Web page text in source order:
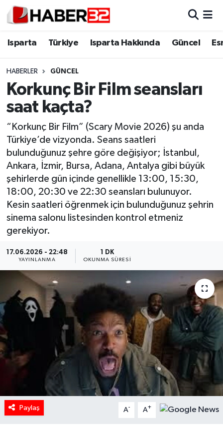
Isparta Türkiye Isparta Hakkında Güncel
HABERLER GÜNCEL
Korkunç Bir Film seansları
saat kaçta?
“Korkunç Bir Film” (Scary Movie 2026) şu anda
Türkiye’de vizyonda. Seans saatleri
bulunduğunuz şehre göre değişiyor; İstanbul,
Ankara, İzmir, Bursa, Adana, Antalya gibi büyük
şehirlerde gün içinde genellikle 13:00, 15:30,
18:00, 20:30 ve 22:30 seansları bulunuyor.
Kesin saatleri öğrenmek için bulunduğunuz şehrin
sinema salonu listesinden kontrol etmeniz
gerekiyor.
17.06.2026 - 22:48
YAYINLANMA
1 DK
OKUNMA SÜRESI
Paylaş A- A+
Isparta
Esnaf Diyor ki;
ASAYİŞ
BİLİM VE TEKNOLOJİ
EĞİTİM
GENEL
Güncel
KÜLTÜR SANAT
MAGAZİN
POLİTİKA
RESMİ İLANLAR
Isparta Nöbetçi Eczaneler
Isparta Trafik Yoğunluk Haritası
Süper Lig Puan Durumu ve Fikstür
Tüm Manşetler
Son Dakika Haberleri
Haber Arşivi